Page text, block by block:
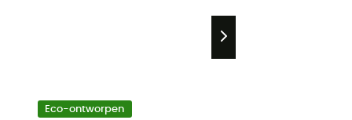
Eco-ontworpen